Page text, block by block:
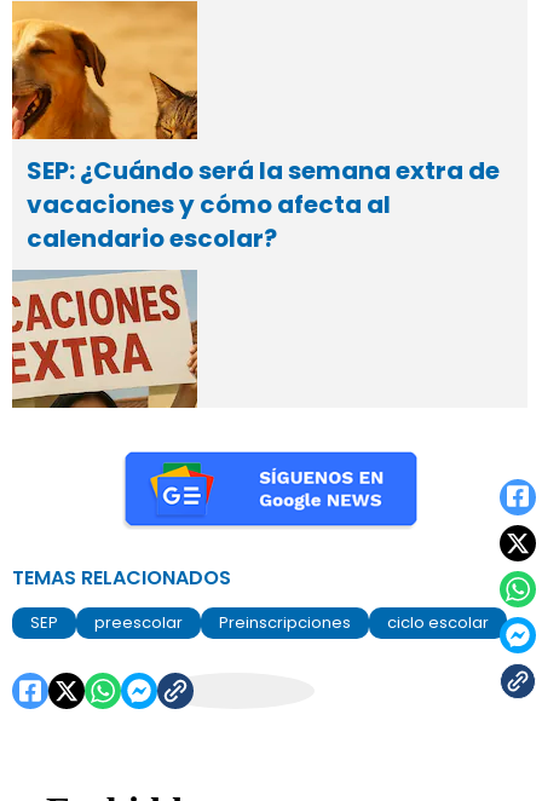
SEP: ¿Cuándo será la semana extra de
vacaciones y cómo afecta al
calendario escolar?
TEMAS RELACIONADOS
SEP preescolar Preinscripciones ciclo escolar